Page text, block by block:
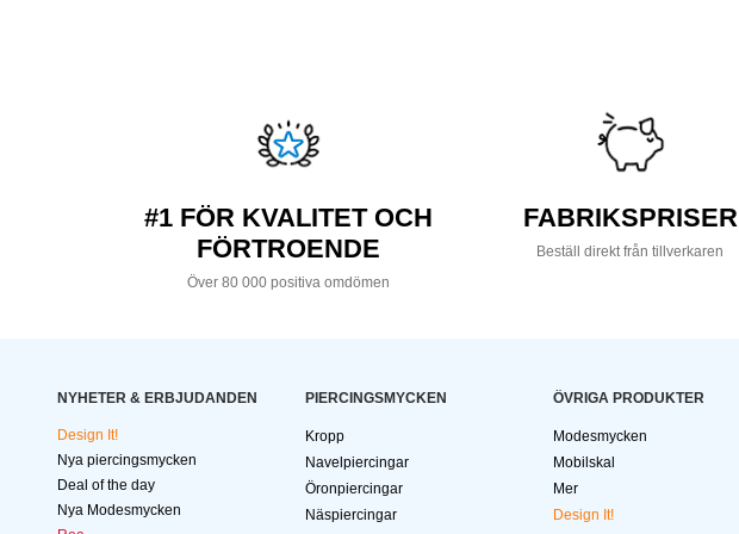
#1 FÖR KVALITET OCH
FÖRTROENDE
Över 80 000 positiva omdömen
FABRIKSPRISER
Beställ direkt från tillverkaren
NYHETER & ERBJUDANDEN
Design It!
Nya piercingsmycken
Deal of the day
Nya Modesmycken
PIERCINGSMYCKEN
Kropp
Navelpiercingar
Öronpiercingar
Näspiercingar
ÖVRIGA PRODUKTER
Modesmycken
Mobilskal
Mer
Design It!